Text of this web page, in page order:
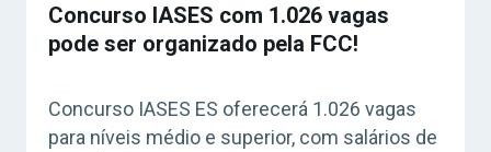
Concurso IASES com 1.026 vagas
pode ser organizado pela FCC!
Concurso IASES ES oferecerá 1.026 vagas
para níveis médio e superior, com salários de